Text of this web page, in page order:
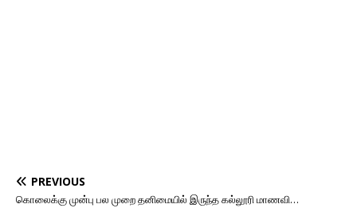
PREVIOUS
கொலைக்கு முன்பு பல முறை தனிமையில் இருந்த கல்லூரி மாணவி…